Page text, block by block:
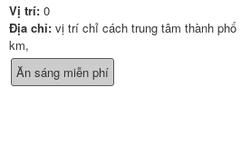
Vị trí: 0
Địa chỉ: vị trí chỉ cách trung tâm thành
km,
Ăn sáng miễn phí